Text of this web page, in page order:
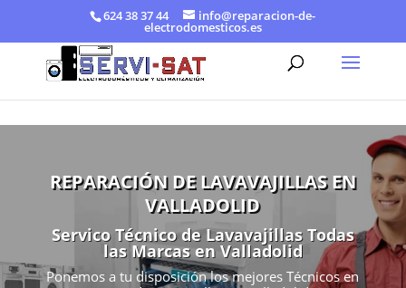
624 38 37 44 info@reparacion-de-
electrodomesticos.es
REPARACIÓN DE LAVAVAJILLAS EN
VALLADOLID
Servico Técnico de Lavavajillas Todas
las Marcas en Valladolid
Ponemos a tu disposición los mejores Técnicos en